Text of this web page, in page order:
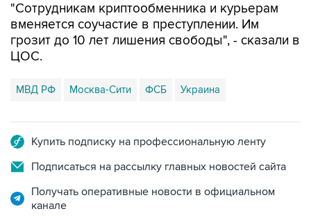
"Сотрудникам криптообменника и курьерам
вменяется соучастие в преступлении. Им
грозит до 10 лет лишения свободы", - сказали в
ЦОС.
МВД РФ Москва-Сити ФСБ Украина
Купить подписку на профессиональную ленту
Подписаться на рассылку главных новостей сайта
Получать оперативные новости в официальном
канале